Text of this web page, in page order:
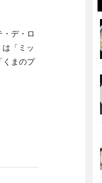
デ・ロ
「ミッ
くまのプ